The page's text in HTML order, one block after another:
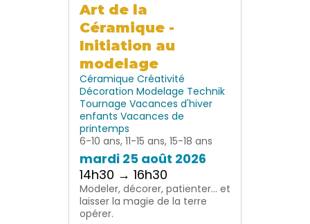
Art de la
Céramique -
Initiation au
modelage
Céramique Créativité
Décoration Modelage Technik
Tournage Vacances d'hiver
enfants Vacances de
printemps
6-10 ans, 11-15 ans, 15-18 ans
mardi 25 août 2026
14h30 → 16h30
Modeler, décorer, patienter… et
laisser la magie de la terre
opérer.